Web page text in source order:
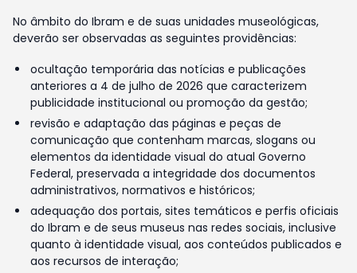
No âmbito do Ibram e de suas unidades museológicas,
deverão ser observadas as seguintes providências:
ocultação temporária das notícias e publicações
anteriores a 4 de julho de 2026 que caracterizem
publicidade institucional ou promoção da gestão;
revisão e adaptação das páginas e peças de
comunicação que contenham marcas, slogans ou
elementos da identidade visual do atual Governo
Federal, preservada a integridade dos documentos
administrativos, normativos e históricos;
adequação dos portais, sites temáticos e perfis oficiais
do Ibram e de seus museus nas redes sociais, inclusive
quanto à identidade visual, aos conteúdos publicados e
aos recursos de interação;